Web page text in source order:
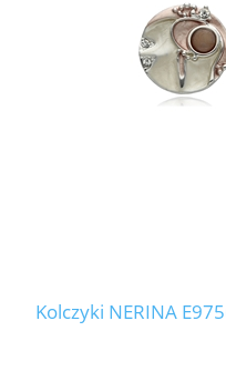
Kolczyki NERINA